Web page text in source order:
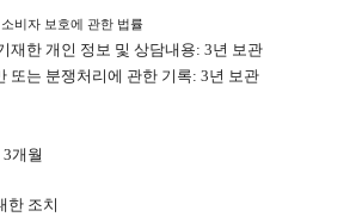
비자 보호에 관한 법률
재한 개인 정보 및 상담내용: 3년 보관
또는 분쟁처리에 관한 기록: 3년 보관
3개월
한 조치